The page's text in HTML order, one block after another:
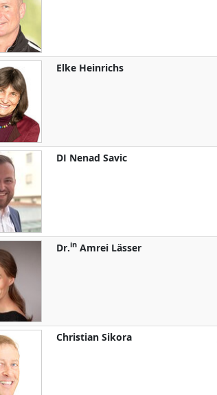
Elke Heinrichs
DI Nenad Savic
Dr.in Amrei Lässer
Christian Sikora